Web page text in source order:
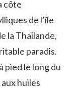
côte
de l’île
la Thaïlande,
paradis.
pied le long du
huiles